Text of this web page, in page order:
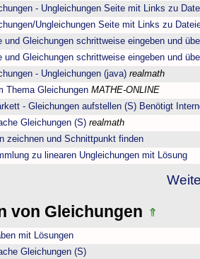
- Ungleichungen Seite mit Links zu
Ungleichungen Seite mit Links zu
und Gleichungen schrittweise eingeben und
und Gleichungen schrittweise eingeben und
- Ungleichungen (java) realmath
Thema Gleichungen MATHE-ONLINE
- Gleichungen aufstellen (S) Benötigt
Gleichungen (S) realmath
zeichnen und Schnittpunkt finden
zu linearen Ungleichungen mit Lösung
von Gleichungen
mit Lösungen
Gleichungen (S)